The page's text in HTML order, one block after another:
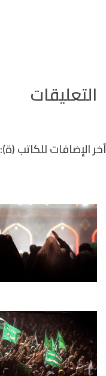
التعليقات
آخر الإضافات للكاتب (ة):